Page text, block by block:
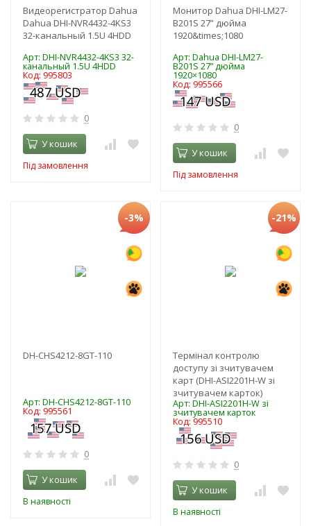
Видеорегистратор Dahua
Dahua DHI-NVR4432-4KS3
32-канальный 1.5U 4HDD
Арт: DHI-NVR4432-4KS3 32-
канальный 1.5U 4HDD
Код: 995803
0
У кошик
Під замовлення
Монитор Dahua DHI-LM27-
B201S 27” дюйма
1920&times;1080
Арт: Dahua DHI-LM27-
B201S 27” дюйма
1920×1080
Код: 995566
0
У кошик
Під замовлення
-3%
DH-CHS4212-8GT-110
Арт: DH-CHS4212-8GT-110
Код: 995561
0
У кошик
В наявності
-21%
Термінал контролю
доступу зі зчитувачем
карт (DHI-ASI2201H-W зі
зчитувачем карток)
Арт: DHI-ASI2201H-W зі
зчитувачем карток
Код: 995510
0
У кошик
В наявності